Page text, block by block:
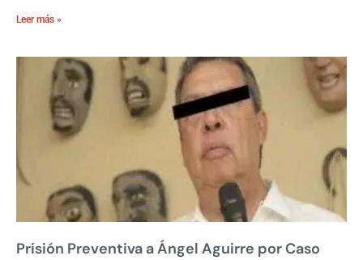
Leer más »
Prisión Preventiva a Ángel Aguirre por Caso